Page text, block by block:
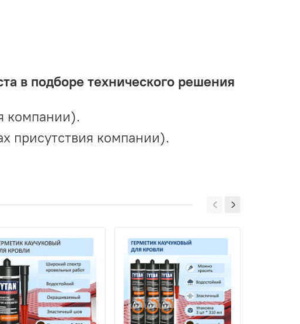
в подборе технического решения
компании).
присутствия компании).